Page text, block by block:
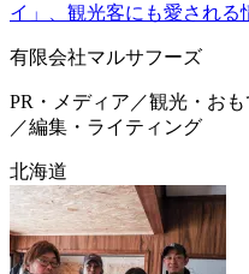
イ」、観光客にも愛され
有限会社マルサフーズ
PR・メディア／観光・お
／編集・ライティング
北海道